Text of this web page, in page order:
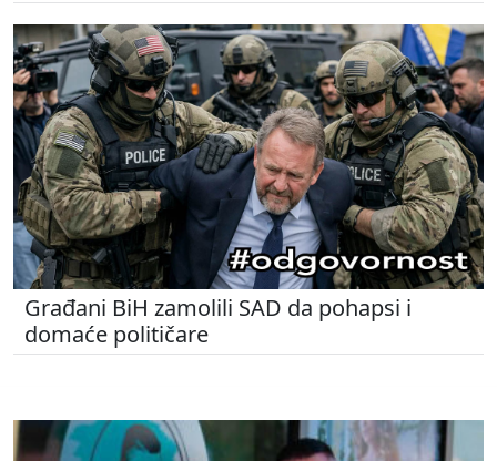
Građani BiH zamolili SAD da pohapsi i
domaće političare